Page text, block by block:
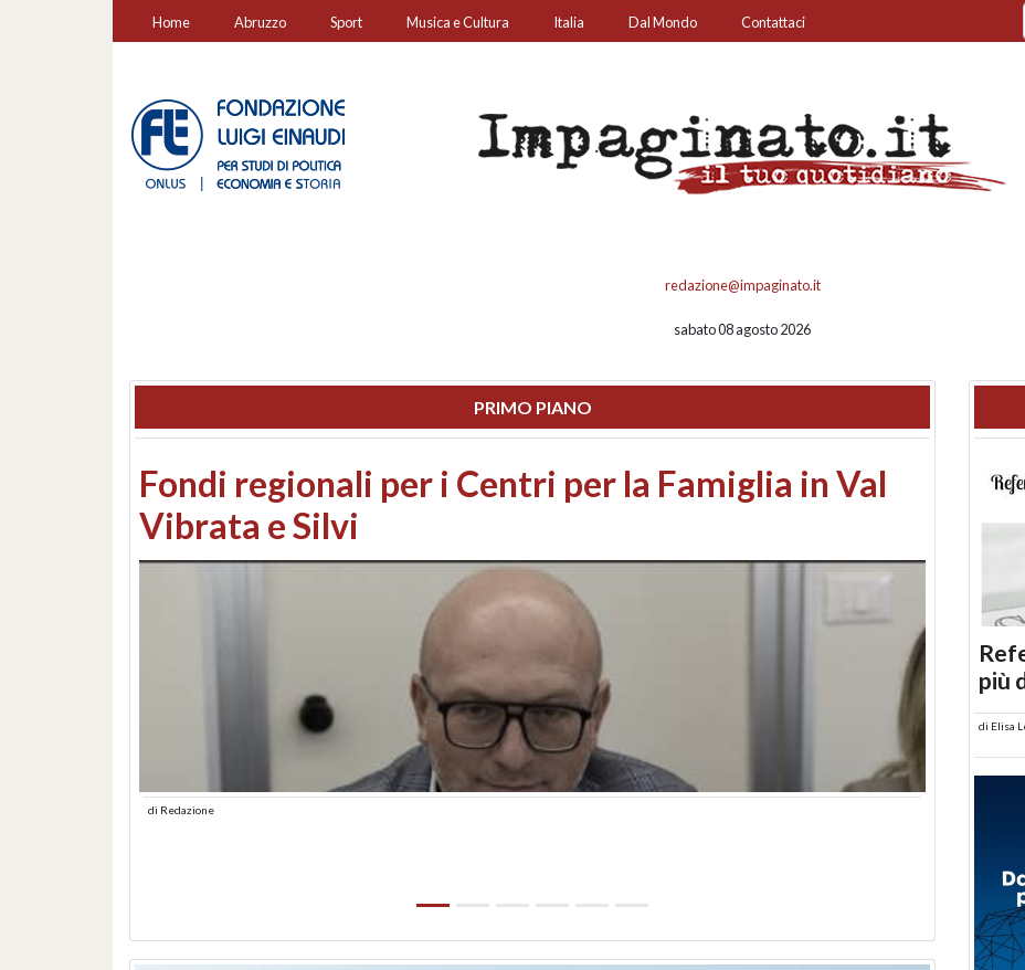
Home Abruzzo Sport Musica e Cultura Italia Dal Mondo Contattaci
redazione@impaginato.it
sabato 08 agosto 2026
PRIMO PIANO
Montesilvano, sequestrato un chiosco sul
lungomare: contestati abusi edilizi e occupazione
abusiva
più
di Elisa